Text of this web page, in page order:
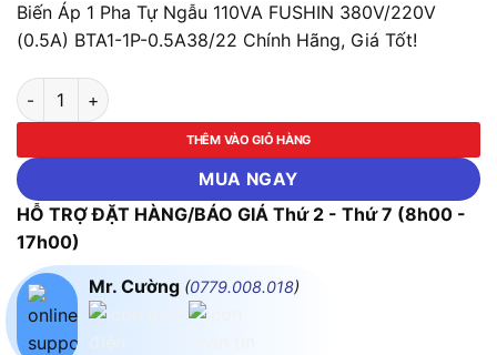
Biến Áp 1 Pha Tự Ngẫu 110VA FUSHIN 380V/220V
(0.5A) BTA1-1P-0.5A38/22 Chính Hãng, Giá Tốt!
Biến Áp 1 Pha Tự Ngẫu 110VA FUSHIN 380V/220V (0.5A)
THÊM VÀO GIỎ HÀNG
MUA NGAY
HỖ TRỢ ĐẶT HÀNG/BÁO GIÁ Thứ 2 - Thứ 7 (8h00 -
17h00)
Mr. Cường (0779.008.018)